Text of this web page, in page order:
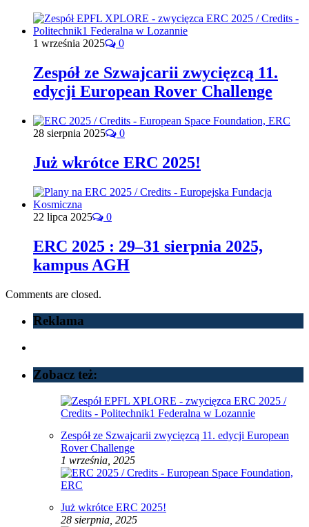
1 września 2025 0
Zespół ze Szwajcarii zwycięzcą 11.
edycji European Rover Challenge
28 sierpnia 2025 0
Już wkrótce ERC 2025!
22 lipca 2025 0
ERC 2025 : 29–31 sierpnia 2025,
kampus AGH
Comments are closed.
Reklama
Zobacz też:
Zespół ze Szwajcarii zwycięzcą 11. edycji European
Rover Challenge
1 września, 2025
Już wkrótce ERC 2025!
28 sierpnia, 2025